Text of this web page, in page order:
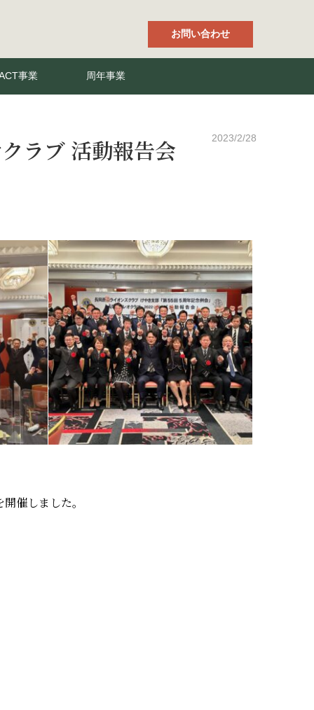
お問い合わせ
事業 周年事業
2023/2/28
ラブ 活動報告会
催しました。